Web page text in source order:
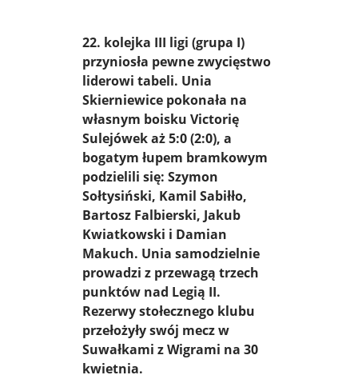
22. kolejka III ligi (grupa I)
przyniosła pewne zwycięstwo
liderowi tabeli. Unia
Skierniewice pokonała na
własnym boisku Victorię
Sulejówek aż 5:0 (2:0), a
bogatym łupem bramkowym
podzielili się: Szymon
Sołtysiński, Kamil Sabiłło,
Bartosz Falbierski, Jakub
Kwiatkowski i Damian
Makuch. Unia samodzielnie
prowadzi z przewagą trzech
punktów nad Legią II.
Rezerwy stołecznego klubu
przełożyły swój mecz w
Suwałkami z Wigrami na 30
kwietnia.